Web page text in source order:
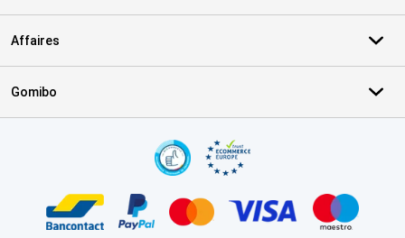
Affaires
Gomibo